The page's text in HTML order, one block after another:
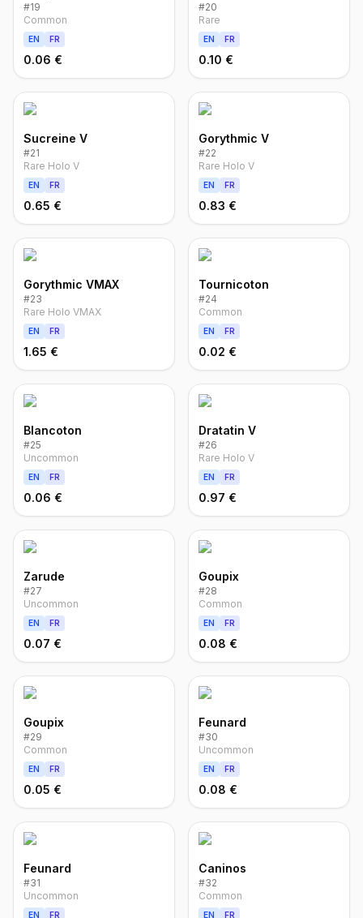
#19
Common
EN FR
0.06 €
#20
Rare
EN FR
0.10 €
Sucreine V
#21
Rare Holo V
EN FR
0.65 €
Gorythmic V
#22
Rare Holo V
EN FR
0.83 €
Gorythmic VMAX
#23
Rare Holo VMAX
EN FR
1.65 €
Tournicoton
#24
Common
EN FR
0.02 €
Blancoton
#25
Uncommon
EN FR
0.06 €
Dratatin V
#26
Rare Holo V
EN FR
0.97 €
Zarude
#27
Uncommon
EN FR
0.07 €
Goupix
#28
Common
EN FR
0.08 €
Goupix
#29
Common
EN FR
0.05 €
Feunard
#30
Uncommon
EN FR
0.08 €
Feunard
#31
Uncommon
EN FR
Caninos
#32
Common
EN FR